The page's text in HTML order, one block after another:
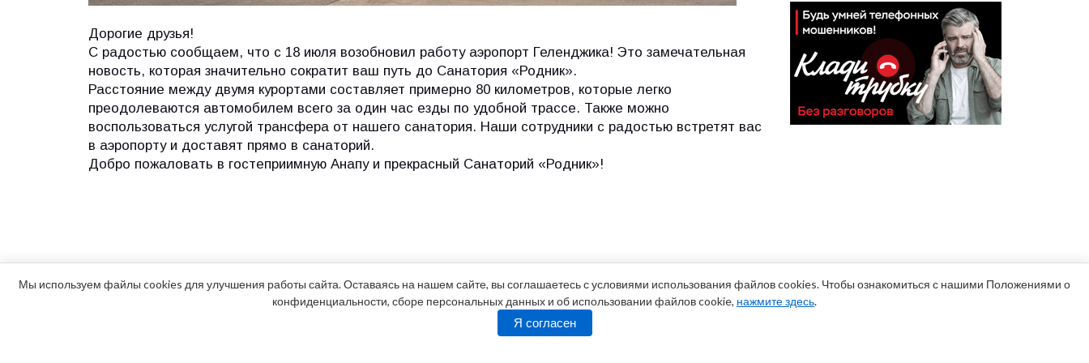
Дорогие друзья!
С радостью сообщаем, что с 18 июля возобновил работу аэропорт Геленджика! Это замечательная
новость, которая значительно сократит ваш путь до Санатория «Родник».
Расстояние между двумя курортами составляет примерно 80 километров, которые легко
преодолеваются автомобилем всего за один час езды по удобной трассе. Также можно
воспользоваться услугой трансфера от нашего санатория. Наши сотрудники с радостью встретят вас
в аэропорту и доставят прямо в санаторий.
Добро пожаловать в гостеприимную Анапу и прекрасный Санаторий «Родник»!
Мы используем файлы cookies для улучшения работы сайта. Оставаясь на нашем сайте, вы соглашаетесь с условиями использования файлов cookies. Чтобы ознакомиться с нашими Положениями о
конфиденциальности, сборе персональных данных и об использовании файлов cookie, нажмите здесь.
Я согласен